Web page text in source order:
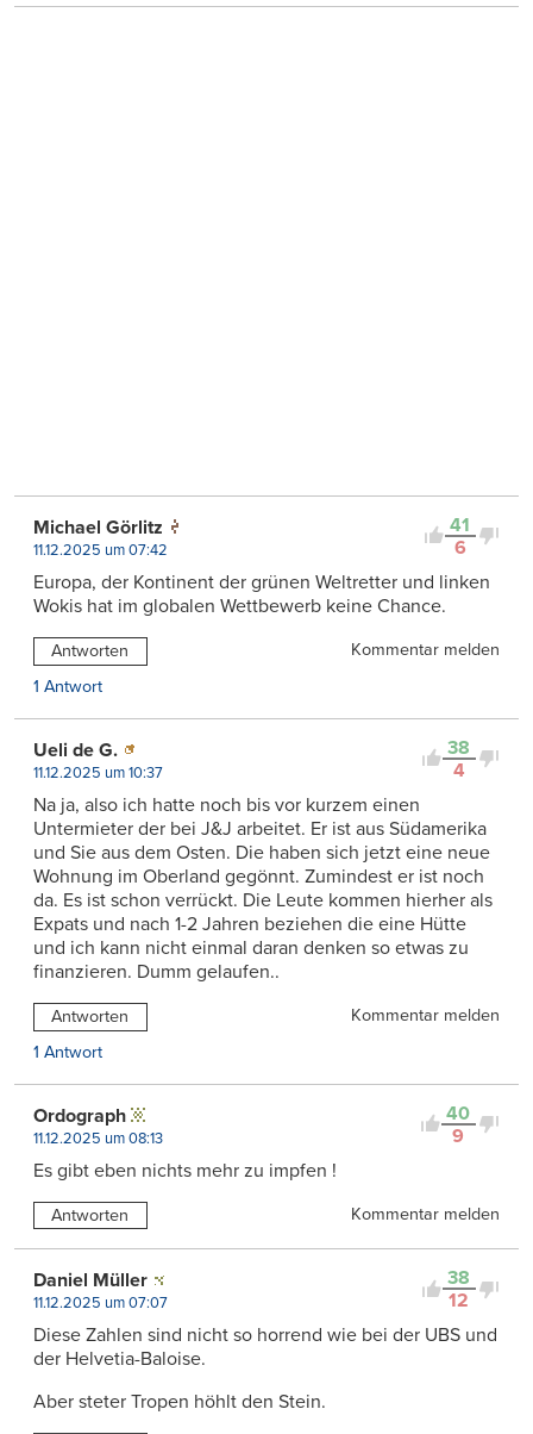
41
6
Michael Görlitz
11.12.2025 um 07:42
Europa, der Kontinent der grünen Weltretter und linken
Wokis hat im globalen Wettbewerb keine Chance.
Antworten
Kommentar melden
1 Antwort
38
4
Ueli de G.
11.12.2025 um 10:37
Na ja, also ich hatte noch bis vor kurzem einen
Untermieter der bei J&J arbeitet. Er ist aus Südamerika
und Sie aus dem Osten. Die haben sich jetzt eine neue
Wohnung im Oberland gegönnt. Zumindest er ist noch
da. Es ist schon verrückt. Die Leute kommen hierher als
Expats und nach 1-2 Jahren beziehen die eine Hütte
und ich kann nicht einmal daran denken so etwas zu
finanzieren. Dumm gelaufen..
Antworten
Kommentar melden
1 Antwort
40
9
Ordograph
11.12.2025 um 08:13
Es gibt eben nichts mehr zu impfen !
Antworten Kommentar melden
38
12
Daniel Müller
11.12.2025 um 07:07
Diese Zahlen sind nicht so horrend wie bei der UBS und
der Helvetia-Baloise.
Aber steter Tropen höhlt den Stein.